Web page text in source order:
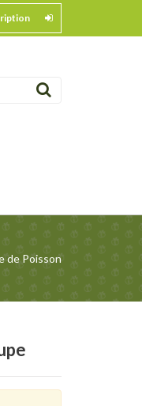
de Poisson